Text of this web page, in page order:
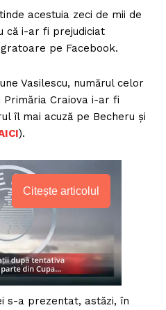
acestuia zeci de mii de
că i-ar fi prejudiciat
pe Facebook.
Vasilescu, numărul celor
Craiova i-ar fi
îl mai acuză pe Becheru și
).
Citește articolul
s-a prezentat, astăzi, în